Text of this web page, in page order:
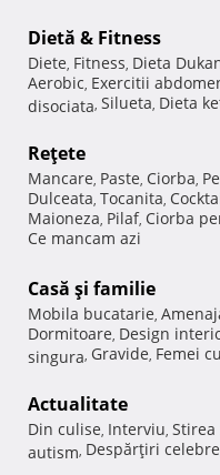
Dietă & Fitness
Diete, Fitness, Dieta
Aerobic, Exercitii
disociata, Silueta, Dieta
Reţete
Mancare, Paste, Ciorba,
Dulceata, Tocanita,
Maioneza, Pilaf, Ciorba
Ce mancam azi
Casă şi familie
Mobila bucatarie,
Dormitoare, Design
singura, Gravide, Femei
Actualitate
Din culise, Interviu, Stirea
autism, Despărţiri celebre